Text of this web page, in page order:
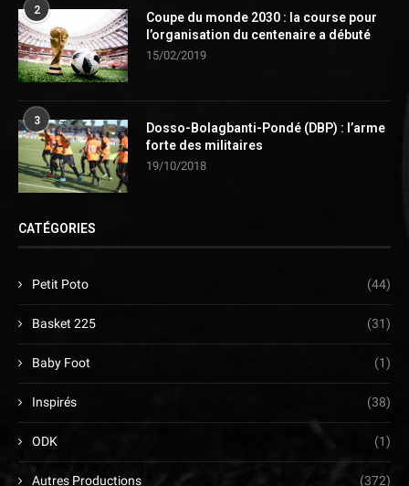
2
Coupe du monde 2030 : la course pour
l’organisation du centenaire a débuté
15/02/2019
3
Dosso-Bolagbanti-Pondé (DBP) : l’arme
forte des militaires
19/10/2018
CATÉGORIES
Petit Poto (44)
Basket 225 (31)
Baby Foot (1)
Inspirés (38)
ODK (1)
Autres Productions (372)